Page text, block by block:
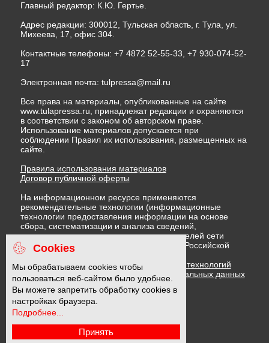
Главный редактор: К.Ю. Гертье.
Адрес редакции: 300012, Тульская область, г. Тула, ул.
Михеева, 17, офис 304.
Контактные телефоны: +7 4872 52-55-33, +7 930-074-52-
17
Электронная почта: tulpressa@mail.ru
Все права на материалы, опубликованные на сайте
www.tulapressa.ru, принадлежат редакции и охраняются
в соответствии с законом об авторском праве.
Использование материалов допускается при
соблюдении Правил их использования, размещенных на
сайте.
Правила использования материалов
Договор публичной оферты
На информационном ресурсе применяются
рекомендательные технологии (информационные
технологии предоставления информации на основе
сбора, систематизации и анализа сведений,
относящихся к предпочтениям пользователей сети
"Интернет", находящихся на территории Российской
Федерации)
Правила применения рекомендательных технологий
Политика в отношении обработки персональных данных
Политика обработки файлов cookie
16 +
Cookies
Мы обрабатываем cookies чтобы
пользоваться веб-сайтом было удобнее.
Вы можете запретить обработку cookies в
настройках браузера.
Подробнее...
Принять